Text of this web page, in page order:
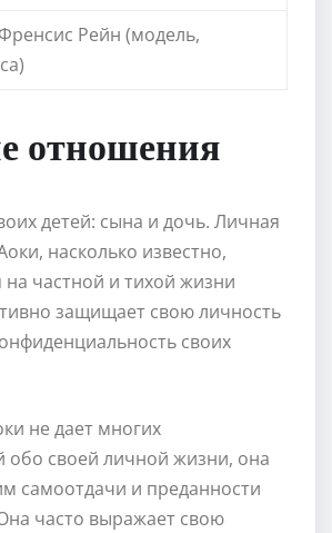
Рейн (модель,
отношения
детей: сына и дочь. Личная
насколько известно,
на частной и тихой жизни
защищает свою личность
своих
не дает многих
обо своей личной жизни, она
самоотдачи и преданности
часто выражает свою